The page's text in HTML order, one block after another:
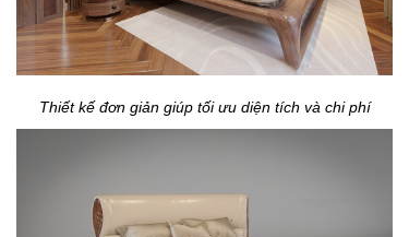
Thiết kế đơn giản giúp tối ưu diện tích và chi phí